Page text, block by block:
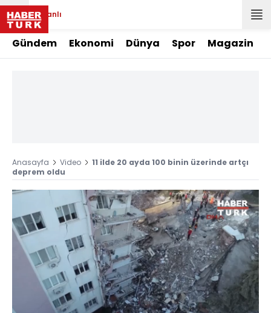
Canlı
Gündem Ekonomi Dünya Spor Magazin
Anasayfa Video
11 ilde 20 ayda 100 binin üzerinde artçı
deprem oldu
Yüklendi:
12.15%